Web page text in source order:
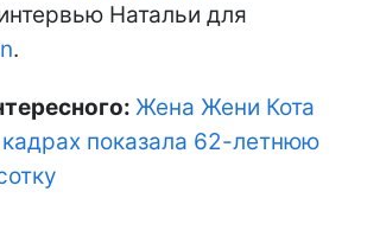
Натальи для
.
Жена Жени Кота
показала 62-летнюю